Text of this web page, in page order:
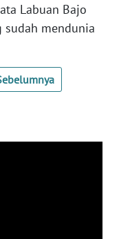
Labuan Bajo
sudah mendunia